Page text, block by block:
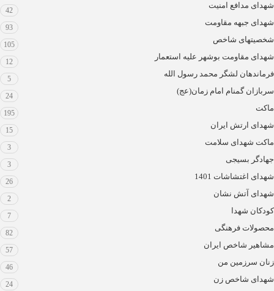
شهدای مدافع امنیت
42
شهدای جبهه مقاومت
93
شخصیتهای شاخص
105
شهدای مقاومت بوشهر علیه استعمار
12
فرماندهان لشگر محمد رسول الله
5
سربازان گمنام امام زمان(عج)
24
ماکت
195
شهدای ارتش ایران
15
ماکت شهدای سلامت
3
جهادگر بسیجی
3
شهدای اغتشاشات 1401
26
شهدای آتش نشان
2
کودکان شهدا
7
محصولات فرهنگی
82
مشاهیر شاخص ایران
57
زنان سرزمین من
46
شهدای شاخص زن
24